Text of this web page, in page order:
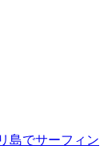
島でサーフィン